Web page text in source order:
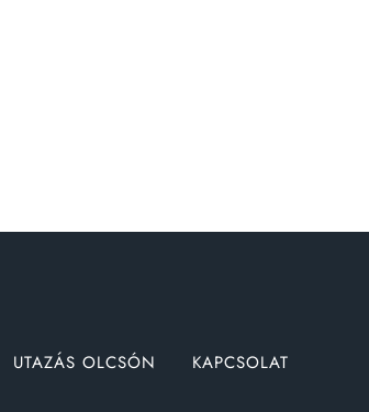
UTAZÁS OLCSÓN KAPCSOLAT